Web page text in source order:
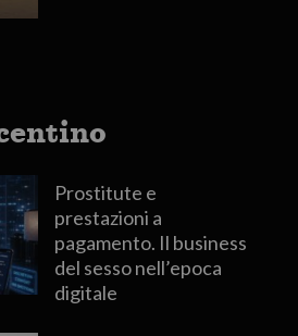
Prostitute e
prestazioni a
pagamento. Il business
del sesso nell’epoca
digitale